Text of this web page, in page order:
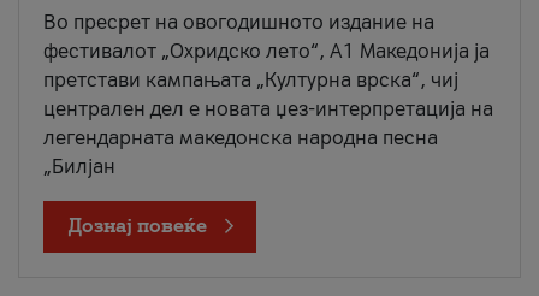
Во пресрет на овогодишното издание на
фестивалот „Охридско лето“, А1 Македонија ја
претстави кампањата „Културна врска“, чиј
централен дел е новата џез-интерпретација на
легендарната македонска народна песна
„Билјан
Дознај повеќе